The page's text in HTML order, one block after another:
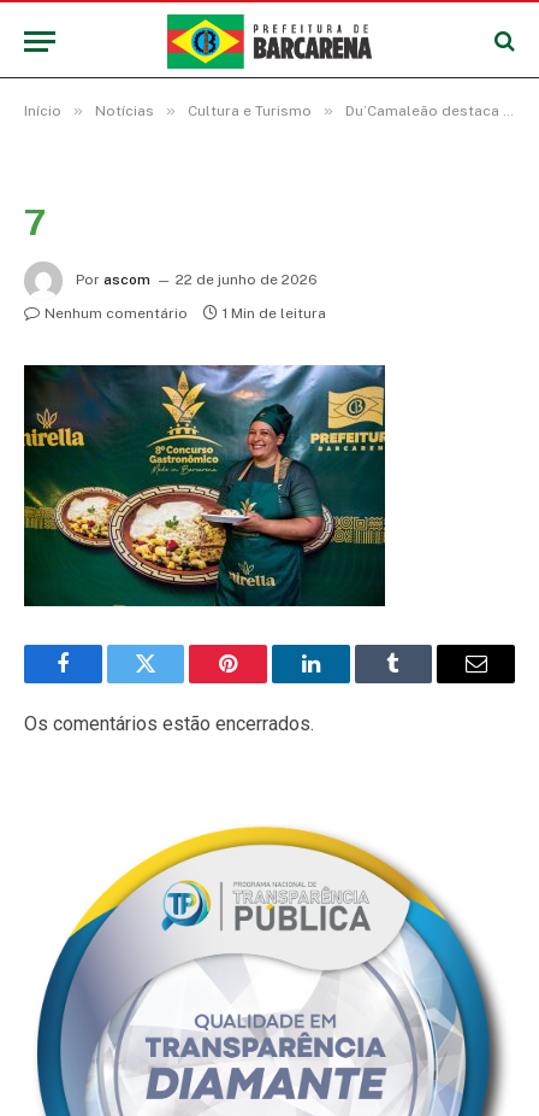
Início » Notícias » Cultura e Turismo » Du’Camaleão destaca a cultura Barcarenense com dois pratos no Concurso Gastronômico do Festival do Abacaxi
7
Por ascom
22 de junho de 2026
Nenhum comentário
1 Min de leitura
FacebookTwitter Pinterest LinkedInTumblr
E-
Os comentários estão encerrados.